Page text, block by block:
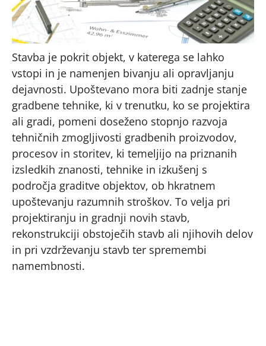
Stavba je pokrit objekt, v katerega se lahko
vstopi in je namenjen bivanju ali opravljanju
dejavnosti. Upoštevano mora biti zadnje stanje
gradbene tehnike, ki v trenutku, ko se projektira
ali gradi, pomeni doseženo stopnjo razvoja
tehničnih zmogljivosti gradbenih proizvodov,
procesov in storitev, ki temeljijo na priznanih
izsledkih znanosti, tehnike in izkušenj s
področja graditve objektov, ob hkratnem
upoštevanju razumnih stroškov. To velja pri
projektiranju in gradnji novih stavb,
rekonstrukciji obstoječih stavb ali njihovih delov
in pri vzdrževanju stavb ter spremembi
namembnosti.